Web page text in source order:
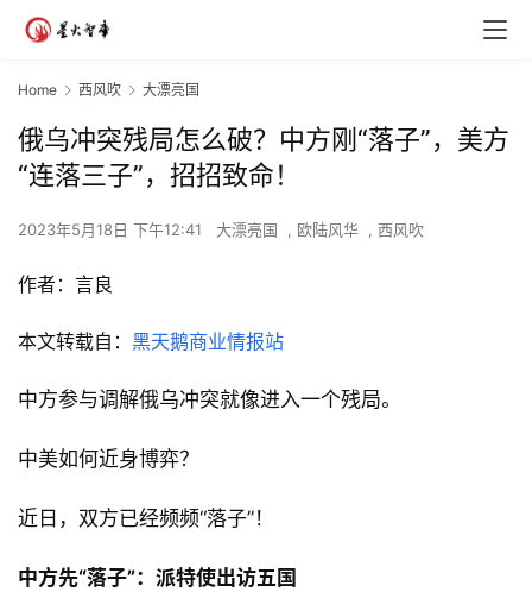
Home 西风吹 大漂亮国
俄乌冲突残局怎么破？中方刚“落子”，美方
“连落三子”，招招致命！
2023年5月18日 下午12:41 大漂亮国 , 欧陆风华 , 西风吹
作者： 言良
本文转载自： 黑天鹅商业情报站
中方参与调解俄乌冲突就像进入一个残局。
中美如何近身博弈？
近日，双方已经频频“落子”！
中方先“落子”：派特使出访五国